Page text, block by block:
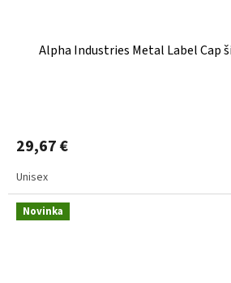
Alpha Industries Metal Label Cap
29,67 €
Unisex
Novinka